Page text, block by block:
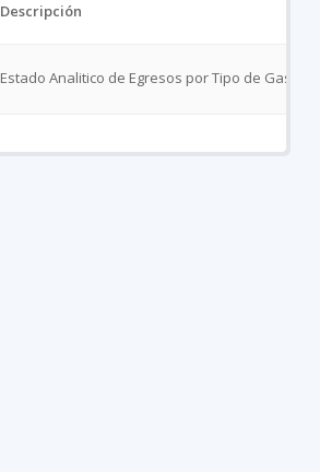
Descripción
Estado Analitico de Egresos por Tipo de Gasto